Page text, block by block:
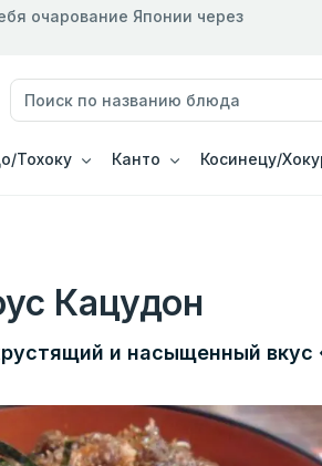
очарование Японии через
Тохоку Канто Косинецу/
Кацудон
и насыщенный вкус